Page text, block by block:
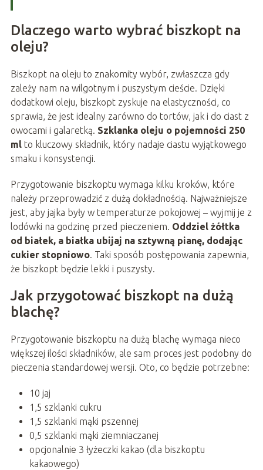
Dlaczego warto wybrać biszkopt na
oleju?
Biszkopt na oleju to znakomity wybór, zwłaszcza gdy
zależy nam na wilgotnym i puszystym cieście. Dzięki
dodatkowi oleju, biszkopt zyskuje na elastyczności, co
sprawia, że jest idealny zarówno do tortów, jak i do ciast z
owocami i galaretką. Szklanka oleju o pojemności 250
mlto kluczowy składnik, który nadaje ciastu wyjątkowego
smaku i konsystencji.
Przygotowanie biszkoptu wymaga kilku kroków, które
należy przeprowadzić z dużą dokładnością. Najważniejsze
jest, aby jajka były w temperaturze pokojowej – wyjmij je z
lodówki na godzinę przed pieczeniem. Oddziel żółtka
od białek, a białka ubijaj na sztywną pianę, dodając
cukier stopniowo. Taki sposób postępowania zapewnia,
że biszkopt będzie lekki i puszysty.
Jak przygotować biszkopt na dużą
blachę?
Przygotowanie biszkoptu na dużą blachę wymaga nieco
większej ilości składników, ale sam proces jest podobny do
pieczenia standardowej wersji. Oto, co będzie potrzebne:
10 jaj
1,5 szklanki cukru
1,5 szklanki mąki pszennej
0,5 szklanki mąki ziemniaczanej
opcjonalnie 3 łyżeczki kakao (dla biszkoptu
kakaowego)